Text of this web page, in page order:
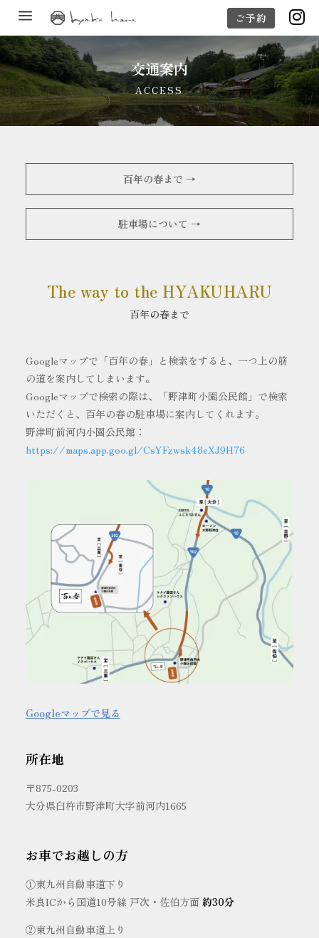
a ご予約 
交通案内
ACCESS
百年の春まで →
駐車場について →
The way to the HYAKUHARU
百年の春まで
Googleマップで「百年の春」と検索をすると、一つ上の筋
の道を案内してしまいます。
Googleマップで検索の際は、「野津町小園公民館」で検索
いただくと、百年の春の駐車場に案内してくれます。
野津町前河内小園公民館：
https://maps.app.goo.gl/CsYFzwsk48eXJ9H76
Googleマップで見る
所在地
〒875-0203
大分県臼杵市野津町大字前河内1665
お車でお越しの方
①東九州自動車道下り
米良ICから国道10号線 戸次・佐伯方面 約30分
②東九州自動車道上り